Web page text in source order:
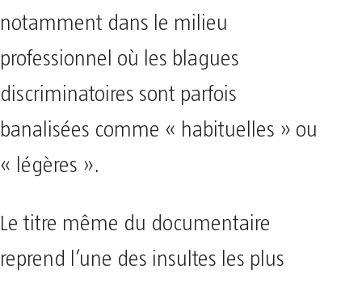
notamment dans le milieu
professionnel où les blagues
discriminatoires sont parfois
banalisées comme « habituelles » ou
« légères ».
Le titre même du documentaire
reprend l’une des insultes les plus